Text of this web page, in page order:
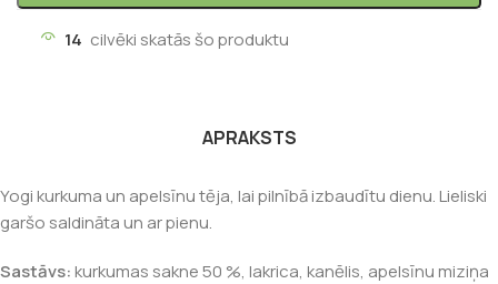
14 cilvēki skatās šo produktu
APRAKSTS
Yogi kurkuma un apelsīnu tēja, lai pilnībā izbaudītu dienu. Lieliski
garšo saldināta un ar pienu.
Sastāvs:kurkumas sakne 50 %, lakrica, kanēlis, apelsīnu miziņa